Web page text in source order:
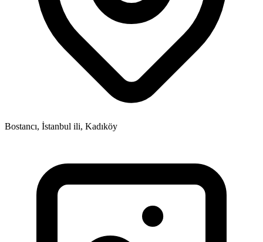
Bostancı, İstanbul ili, Kadıköy